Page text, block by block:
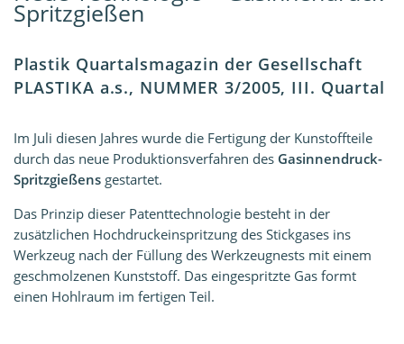
Spritzgießen
Plastik Quartalsmagazin der Gesellschaft
PLASTIKA a.s., NUMMER 3/2005, III. Quartal
Im Juli diesen Jahres wurde die Fertigung der Kunstoffteile
durch das neue Produktionsverfahren des Gasinnendruck-
Spritzgießensgestartet.
Das Prinzip dieser Patenttechnologie besteht in der
zusätzlichen Hochdruckeinspritzung des Stickgases ins
Werkzeug nach der Füllung des Werkzeugnests mit einem
geschmolzenen Kunststoff. Das eingespritzte Gas formt
einen Hohlraum im fertigen Teil.